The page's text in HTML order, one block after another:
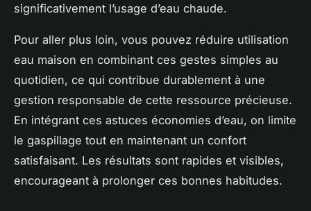
significativement l’usage d’eau chaude.
Pour aller plus loin, vous pouvez réduire utilisation
eau maison en combinant ces gestes simples au
quotidien, ce qui contribue durablement à une
gestion responsable de cette ressource précieuse.
En intégrant ces astuces économies d’eau, on limite
le gaspillage tout en maintenant un confort
satisfaisant. Les résultats sont rapides et visibles,
encourageant à prolonger ces bonnes habitudes.